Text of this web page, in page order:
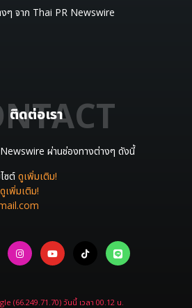
งๆ จาก Thai PR Newswire
ติดต่อเรา
ผ่านช่องทางต่างๆ ดังนี้
ซต์ ดูเพิ่มเติม!
ดูเพิ่มเติม!
(66.249.71.70) วันนี้ เวลา 00.12 น.